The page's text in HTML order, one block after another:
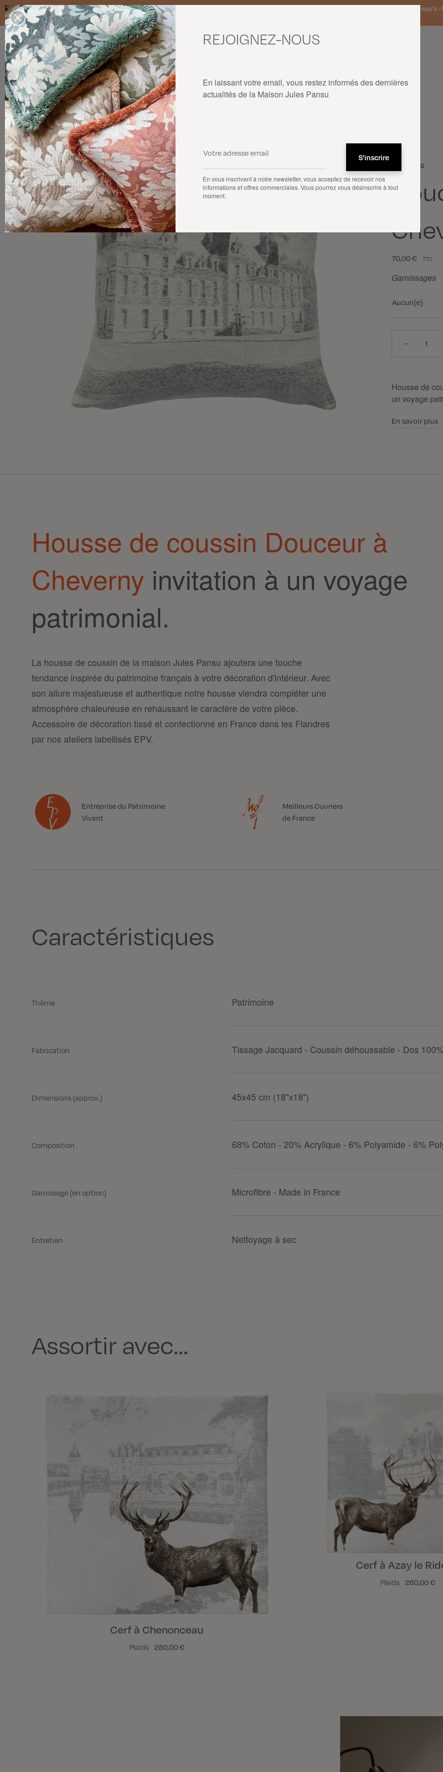
Livraison standard en France Métropolitaine, Belgique, Luxembourg, Pays-Bas et Allemagne offerte à partir de 150€ d'achat • SOLDES : jusqu'à
dans la limite des stocks disponibles.
Nos produits Collaborations La maison
Coussins
70,00 € TTC
Garnissages
Aucun(e)
Housse de
un voyage
En savoir plus
Housse de coussin Douceur à
Cheverny invitation à un voyage
patrimonial.
La housse de coussin de la maison Jules Pansu ajoutera une touche
tendance inspirée du patrimoine français à votre décoration d'intérieur. Avec
son allure majestueuse et authentique notre housse viendra compléter une
atmosphère chaleureuse en rehaussant le caractère de votre pièce.
Accessoire de décoration tissé et confectionné en France dans les Flandres
par nos ateliers labellisés EPV.
Entreprise du Patrimoine
Vivant
Meilleurs Ouvriers
de France
Caractéristiques
Thème Patrimoine
Fabrication Tissage Jacquard - Coussin déhoussable - Dos
Dimensions (approx.) 45x45 cm (18"x18")
Composition 68% Coton - 20% Acrylique - 6% Polyamide - 6%
Garnissage (en option) Microfibre - Made in France
Entretien Nettoyage à sec
Assortir avec...
Cerf à Chenonceau
Plaids 280,00 €
Cerf à Azay le
Plaids 280,00 €
En vous inscrivant à notre newsletter, vous acceptez de recevoir nos
informations et offres commerciales. Vous pourrez vous désinscrire à tout
moment.
En laissant votre email, vous restez informés des dernières
actualités de la Maison Jules Pansu
REJOIGNEZ-NOUS